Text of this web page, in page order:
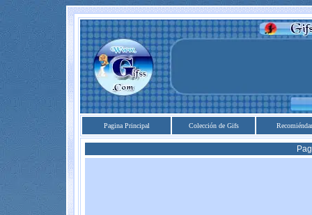
Pagina Principal Colección de Gifs